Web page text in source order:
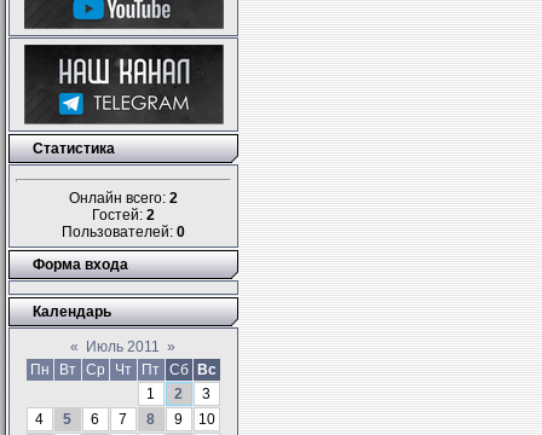
Статистика
Онлайн всего: 2
Гостей: 2
Пользователей: 0
Форма входа
Календарь
« Июль 2011 »
Пн
Вт Ср Чт Пт Сб
Вс
1
2
3
4
5 6 7 8 9
10